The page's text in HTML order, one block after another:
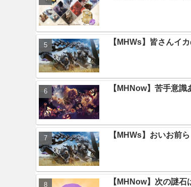
【MHWs】皆さんイ
【MHNow】苦手意
【MHWs】おいお前
【MHNow】次の謎